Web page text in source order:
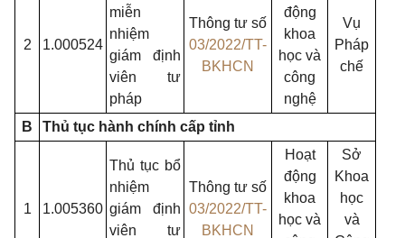
2 1.000524
miễn
nhiệm
giám định
viên tư
pháp
Thông tư số
03/2022/TT-
BKHCN
động
khoa
học và
công
nghệ
Vụ
Pháp
chế
B Thủ tục hành chính cấp tỉnh
1 1.005360
Thủ tục bổ
nhiệm
giám định
viên tư
Thông tư số
03/2022/TT-
BKHCN
Hoạt
động
khoa
học và
Sở
Khoa
học
và